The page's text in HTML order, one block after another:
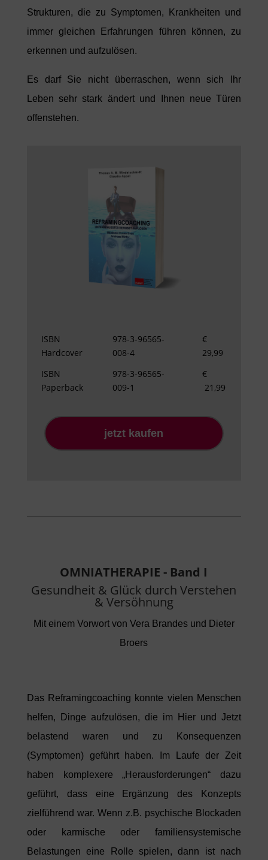
Strukturen, die zu Symptomen, Krankheiten und
immer gleichen Erfahrungen führen können, zu
erkennen und aufzulösen.
Es darf Sie nicht überraschen, wenn sich Ihr
Leben sehr stark ändert und Ihnen neue Türen
offenstehen.
ISBN
Hardcover
978-3-96565-
008-4
€
29,99
ISBN
Paperback
978-3-96565-
009-1
€
21,99
jetzt kaufen
OMNIATHERAPIE - Band I
Gesundheit & Glück durch Verstehen
& Versöhnung
Mit einem Vorwort von Vera Brandes und Dieter
Broers
DasReframingcoaching konnte vielen Menschen
helfen, Dinge aufzulösen, die im Hier und Jetzt
belastend waren und zu Konsequenzen
(Symptomen) geführt haben. Im Laufe der Zeit
haben komplexere „Herausforderungen“ dazu
geführt, dasseine Ergänzung des Konzepts
zielführend war. Wenn z.B. psychische Blockaden
oder karmische oder familiensystemische
Belastungen eine Rolle spielen, dann ist nach